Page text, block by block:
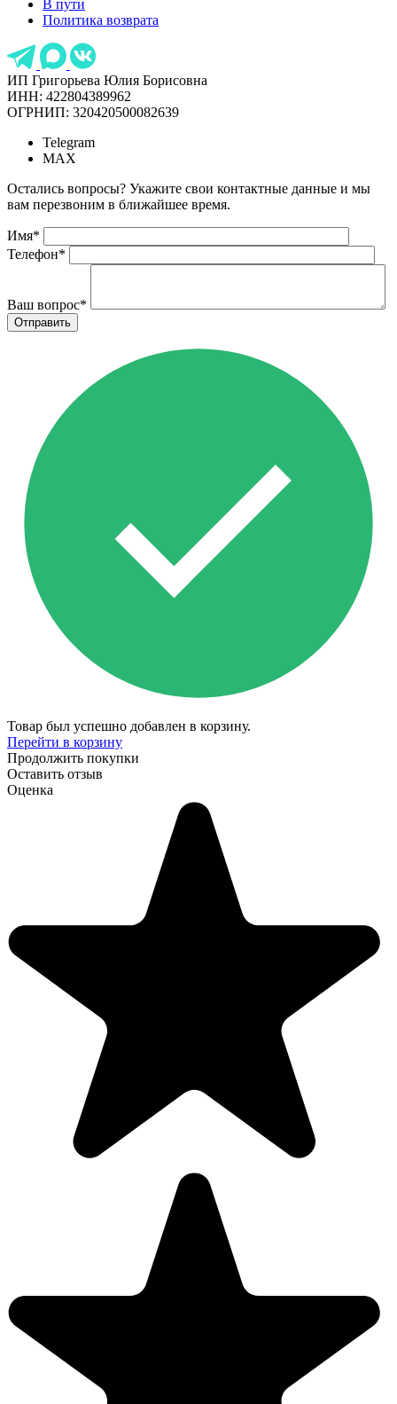
В пути
Политика возврата
ИП Григорьева Юлия Борисовна
ИНН: 422804389962
ОГРНИП: 320420500082639
Telegram
MAX
Остались вопросы? Укажите свои контактные данные и мы
вам перезвоним в ближайшее время.
Имя*
Телефон*
Ваш вопрос*
Товар был успешно добавлен в корзину.
Перейти в корзину
Продолжить покупки
Оставить отзыв
Оценка